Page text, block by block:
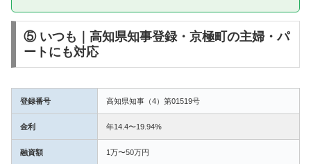
⑤ いつも｜高知県知事登録・京極町の主婦・パ
ートにも対応
登録番号 高知県知事（4）第01519号
金利 年14.4〜19.94%
融資額 1万〜50万円